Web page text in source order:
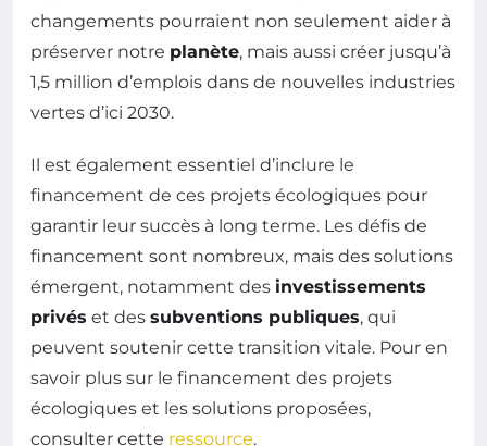
changements pourraient non seulement aider à
préserver notre planète, mais aussi créer jusqu’à
1,5 million d’emplois dans de nouvelles industries
vertes d’ici 2030.
Il est également essentiel d’inclure le
financement de ces projets écologiques pour
garantir leur succès à long terme. Les défis de
financement sont nombreux, mais des solutions
émergent, notamment des investissements
privés et des subventions publiques, qui
peuvent soutenir cette transition vitale. Pour en
savoir plus sur le financement des projets
écologiques et les solutions proposées,
consulter cette ressource.